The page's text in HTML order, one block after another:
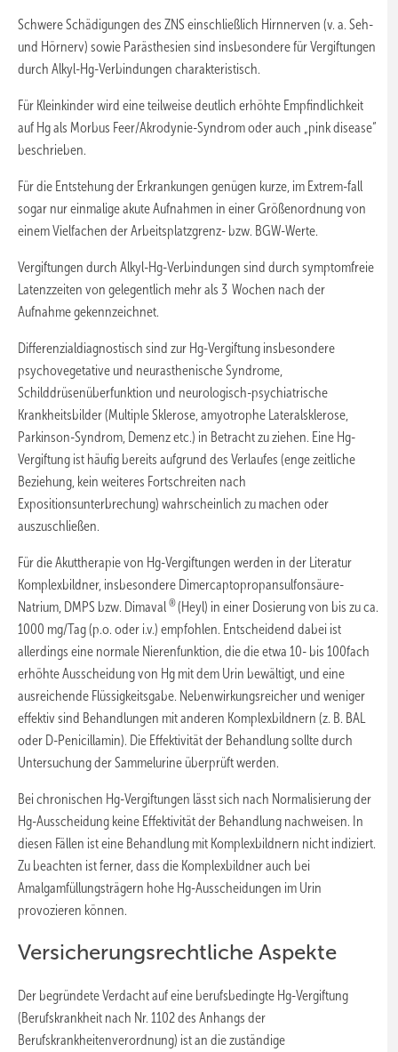
Schwere Schädigungen des ZNS einschließlich Hirnnerven (v. a. Seh-
und Hörnerv) sowie Parästhesien sind insbesondere für Vergiftungen
durch Alkyl-Hg-Verbindungen charakteristisch.
Für Kleinkinder wird eine teilweise deutlich erhöhte Empfindlichkeit
auf Hg als Morbus Feer/Akrodynie-Syndrom oder auch „pink disease“
beschrieben.
Für die Entstehung der Erkrankungen genügen kurze, im Extrem-fall
sogar nur einmalige akute Aufnahmen in einer Größenordnung von
einem Vielfachen der Arbeitsplatzgrenz- bzw. BGW-Werte.
Vergiftungen durch Alkyl-Hg-Verbindungen sind durch symptomfreie
Latenzzeiten von gelegentlich mehr als 3 Wochen nach der
Aufnahme gekennzeichnet.
Differenzialdiagnostisch sind zur Hg-Vergiftung insbesondere
psychovegetative und neurasthenische Syndrome,
Schilddrüsenüberfunktion und neurologisch-psychiatrische
Krankheitsbilder (Multiple Sklerose, amyotrophe Lateralsklerose,
Parkinson-Syndrom, Demenz etc.) in Betracht zu ziehen. Eine Hg-
Vergiftung ist häufig bereits aufgrund des Verlaufes (enge zeitliche
Beziehung, kein weiteres Fortschreiten nach
Expositionsunterbrechung) wahrscheinlich zu machen oder
auszuschließen.
Für die Akuttherapie von Hg-Vergiftungen werden in der Literatur
Komplexbildner, insbesondere Dimercaptopropansulfonsäure-
Natrium, DMPS bzw. Dimaval ®(Heyl) in einer Dosierung von bis zu ca.
1000 mg/Tag (p.o. oder i.v.) empfohlen. Entscheidend dabei ist
allerdings eine normale Nierenfunktion, die die etwa 10- bis 100fach
erhöhte Ausscheidung von Hg mit dem Urin bewältigt, und eine
ausreichende Flüssigkeitsgabe. Nebenwirkungsreicher und weniger
effektiv sind Behandlungen mit anderen Komplexbildnern (z. B. BAL
oder D-Penicillamin). Die Effektivität der Behandlung sollte durch
Untersuchung der Sammelurine überprüft werden.
Bei chronischen Hg-Vergiftungen lässt sich nach Normalisierung der
Hg-Ausscheidung keine Effektivität der Behandlung nachweisen. In
diesen Fällen ist eine Behandlung mit Komplexbildnern nicht indiziert.
Zu beachten ist ferner, dass die Komplexbildner auch bei
Amalgamfüllungsträgern hohe Hg-Ausscheidungen im Urin
provozieren können.
Versicherungsrechtliche Aspekte
Der begründete Verdacht auf eine berufsbedingte Hg-Vergiftung
(Berufskrankheit nach Nr. 1102 des Anhangs der
Berufskrankheitenverordnung) ist an die zuständige